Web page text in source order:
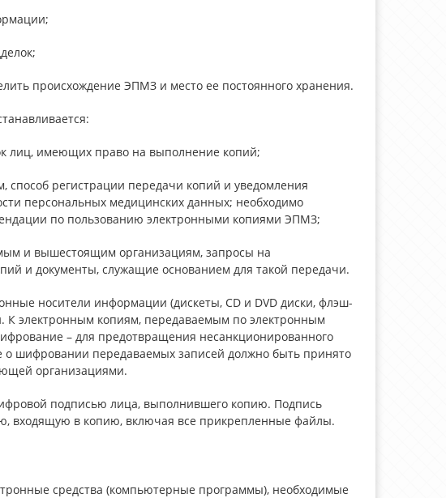
происхождение ЭПМЗ и место ее постоянного хранения.
лиц, имеющих право на выполнение копий;
регистрации передачи копий и уведомления
персональных медицинских данных; необходимо
по пользованию электронными копиями ЭПМЗ;
и вышестоящим организациям, запросы на
и документы, служащие основанием для такой передачи.
носители информации (дискеты, CD и DVD диски, флэш-
К электронным копиям, передаваемым по электронным
– для предотвращения несанкционированного
шифровании передаваемых записей должно быть принято
организациями.
подписью лица, выполнившего копию. Подпись
входящую в копию, включая все прикрепленные файлы.
средства (компьютерные программы), необходимые